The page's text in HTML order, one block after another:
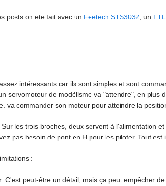
posts on été fait avec un Feetech STS3032 , un
intéressants car ils sont simples et sont
servomoteur de modélisme va "attendre", en plus
va commander son moteur pour atteindre la
les trois broches, deux servent à l'alimentation
pas besoin de pont en H pour les piloter. Tout est
:
C'est peut-être un détail, mais ça peut empêcher